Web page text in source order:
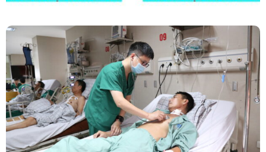
Phẫu Thuật Nội Soi Thay Van Tim – Bước Tiến
Vững Chắc Của Khoa Phẫu Thuật Tim Mạch
Lồng Ngực BVĐK Tỉnh Phú Thọ